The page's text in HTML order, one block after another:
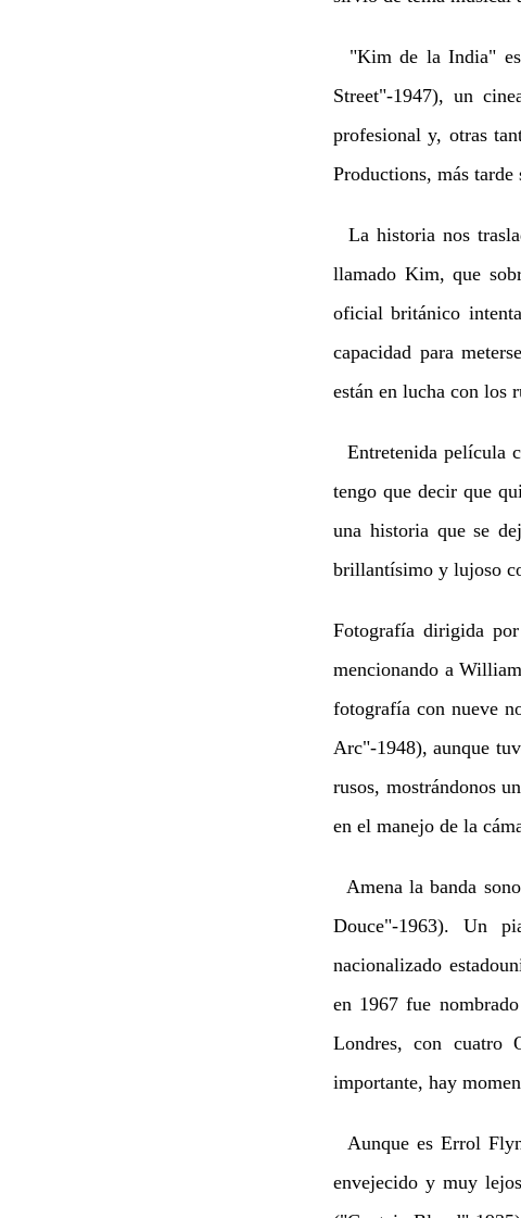
"Kim de la India"
Street"-1947), un
profesional y, otras
Productions, más
La historia nos
llamado Kim, que
oficial británico
capacidad para
están en lucha con los
Entretenida película
tengo que decir que
una historia que se
brillantísimo y lujoso
Fotografía dirigida
mencionando a
fotografía con nueve
Arc"-1948), aunque
rusos, mostrándonos
en el manejo de la
Amena la banda
Douce"-1963). Un
nacionalizado
en 1967 fue
Londres, con cuatro
importante, hay
Aunque es Errol
envejecido y muy